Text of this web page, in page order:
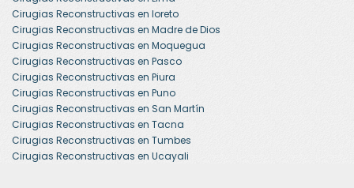
Cirugias Reconstructivas en loreto
Cirugias Reconstructivas en Madre de Dios
Cirugias Reconstructivas en Moquegua
Cirugias Reconstructivas en Pasco
Cirugias Reconstructivas en Piura
Cirugias Reconstructivas en Puno
Cirugias Reconstructivas en San Martín
Cirugias Reconstructivas en Tacna
Cirugias Reconstructivas en Tumbes
Cirugias Reconstructivas en Ucayali